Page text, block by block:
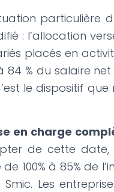
particulière
: l’allocation
placés en
à 84 % du salaire
le dispositif
en charge
de cette
de 100% à 85% de
Les